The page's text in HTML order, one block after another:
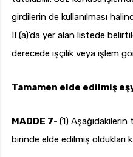
girdilerin de kullanılması
II (a)’da yer alan listede
derecede işçilik veya işlem
Tamamen elde edilmiş
MADDE 7- (1)
birinde elde edilmiş oldukları